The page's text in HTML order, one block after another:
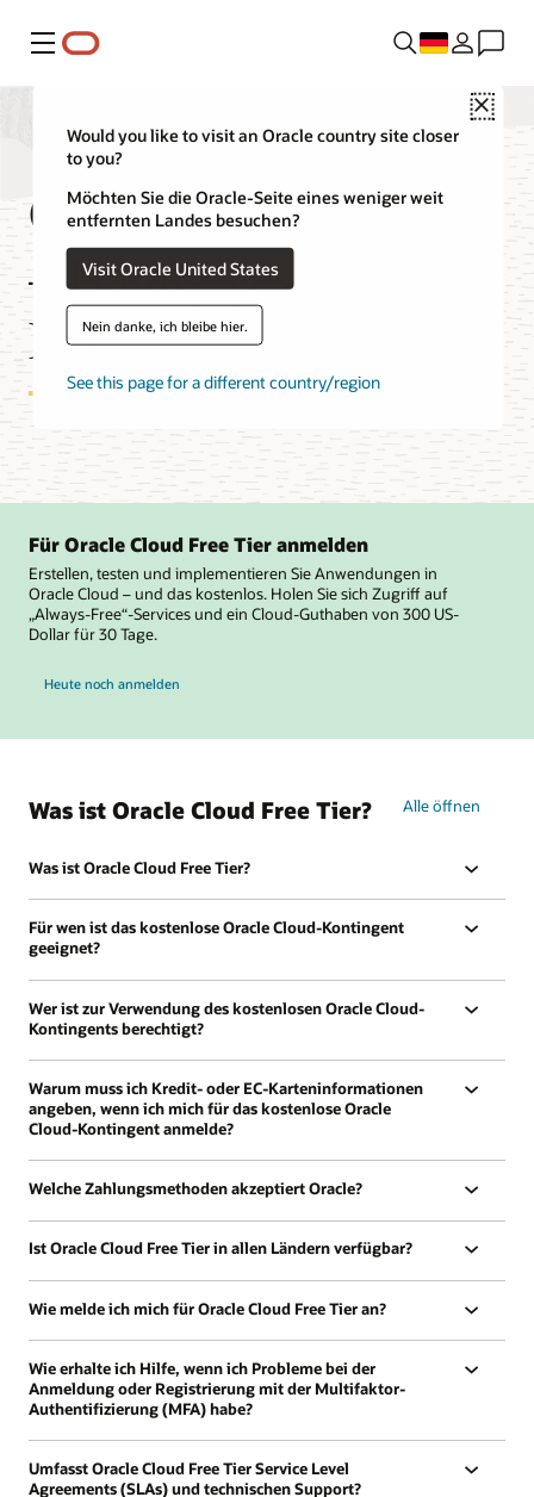
Menü
Close
Would you like to visit an Oracle country site closer
to you?
Möchten Sie die Oracle-Seite eines weniger weit
entfernten Landes besuchen?
Visit Oracle United States
Nein danke, ich bleibe hier.
See this page for a different country/region
OCI Cloud Free Tier
– Häufig gestellte
Fragen
Für Oracle Cloud Free Tier anmelden
Erstellen, testen und implementieren Sie Anwendungen in
Oracle Cloud – und das kostenlos. Holen Sie sich Zugriff auf
„Always-Free“-Services und ein Cloud-Guthaben von 300 US-
Dollar für 30 Tage.
Heute noch anmelden
Was ist Oracle Cloud Free Tier? Alle öffnen
Was ist Oracle Cloud Free Tier?
Für wen ist das kostenlose Oracle Cloud-Kontingent
geeignet?
Wer ist zur Verwendung des kostenlosen Oracle Cloud-
Kontingents berechtigt?
Warum muss ich Kredit- oder EC-Karteninformationen
angeben, wenn ich mich für das kostenlose Oracle
Cloud-Kontingent anmelde?
Welche Zahlungsmethoden akzeptiert Oracle?
Ist Oracle Cloud Free Tier in allen Ländern verfügbar?
Wie melde ich mich für Oracle Cloud Free Tier an?
Wie erhalte ich Hilfe, wenn ich Probleme bei der
Anmeldung oder Registrierung mit der Multifaktor-
Authentifizierung (MFA) habe?
Umfasst Oracle Cloud Free Tier Service Level
Agreements (SLAs) und technischen Support?